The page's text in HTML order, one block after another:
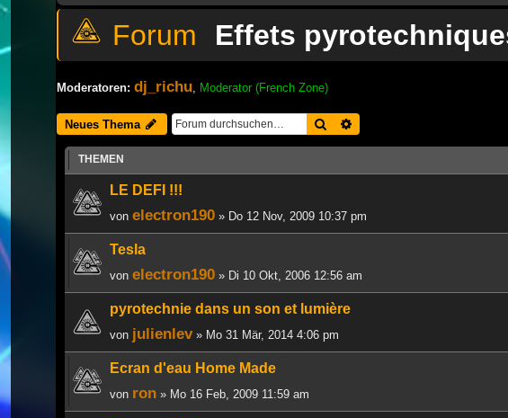
Effets
Moderatoren: dj_richu Moderator (French Zone)
Neues Thema Suche
THEMEN
LE DEFI !!!
von electron190 » Do 12 Nov, 2009 10:37 pm
Tesla
von electron190 » Di 10 Okt, 2006 12:56 am
pyrotechnie dans un son et lumière
von julienlev» Mo 31 Mär, 2014 4:06 pm
Ecran d'eau Home Made
von ron » Mo 16 Feb, 2009 11:59 am